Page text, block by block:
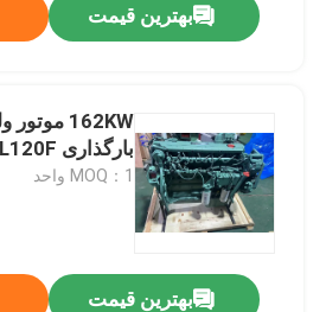
تماس با ما
درخواست نقل قول
موتور DEUTZ
بهترین قیمت
بارگذاری L120F
MOQ：1 واحد
بهترین قیمت